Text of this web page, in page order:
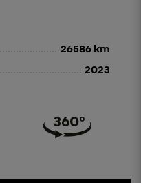
26586 km
2023